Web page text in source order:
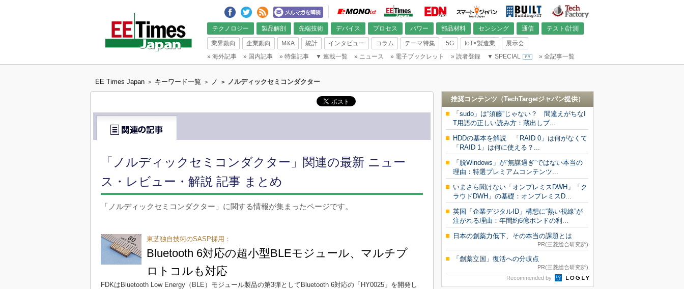
テクノロジー 製品解剖 先端技術 デバイス プロセス パワー 部品材料 センシング 通信 テスト/計測
業界動向 企業動向 M&A 統計 インタビュー コラム テーマ特集 5G IoT×製造業
展示会
» 海外記事 » 国内記事 » 特集記事 ▼ 連載一覧 » ニュース » 電子ブックレット » 読者登録 ▼ SPECIAL » 全記事一覧
EE Times Japan > キーワード一覧 > ノ > ノルディックセミコンダクター
「ノルディックセミコンダクター」関連の最新 ニュー
ス・レビュー・解説 記事 まとめ
「ノルディックセミコンダクター」に関する情報が集まったページです。
東芝独自技術のSASP採用：
Bluetooth 6対応の超小型BLEモジュール、マルチプ
ロトコルも対応
FDKはBluetooth Low Energy（BLE）モジュール製品の第3弾としてBluetooth 6対応の「HY0025」を開発し
推奨コンテンツ（TechTargetジャパン提供）
「sudo」は“須藤”じゃない？ 間違えがちなI
T用語の正しい読み方：蔵出しブ...
HDDの基本を解説 「RAID 0」は何がなくて
「RAID 1」は何に使える？...
「脱Windows」が“無謀過ぎ”ではない本当の
理由：特選プレミアムコンテンツ...
いまさら聞けない「オンプレミスDWH」「ク
ラウドDWH」の基礎：オンプレミスD...
英国「企業デジタルID」構想に“熱い視線”が
注がれる理由：年間約6億ポンドの利...
日本の創薬力低下、その本当の課題とは
PR(三菱総合研究所)
「創薬立国」復活への分岐点
PR(三菱総合研究所)
Recommended by